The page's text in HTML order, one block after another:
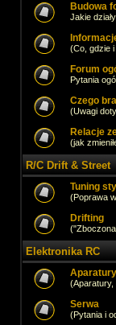
Budowa
Jakie
(Co, gdzie
Forum
Pytania
Czego
(Uwagi
Relacje
(jak
R/C Drift & Street
Tuning
(Poprawa
Drifting
Elektronika RC
Aparatury
(Aparatury,
Serwa
(Pytania i